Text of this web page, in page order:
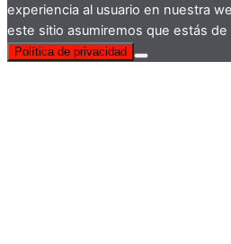
experiencia al usuario en nuestra
este sitio asumiremos que estás de
Política de privacidad